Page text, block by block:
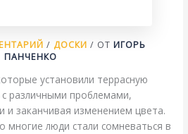
/ ДОСКИ / ОТ ИГОРЬ
ПАНЧЕНКО
установили террасную
с различными проблемами,
и заканчивая изменением цвета.
многие люди стали сомневаться в